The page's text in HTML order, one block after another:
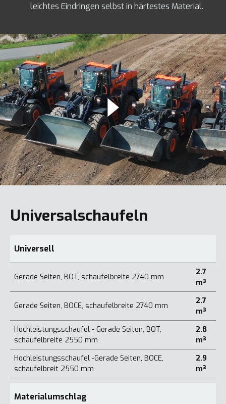
leichtes Eindringen selbst in härtestes Material.
Universalschaufeln
Universell
Gerade Seiten, BOT, schaufelbreite 2740 mm
2.7
m³
Gerade Seiten, BOCE, schaufelbreite 2740 mm
2.7
m³
Hochleistungsschaufel - Gerade Seiten, BOT,
schaufelbreite 2550 mm
2.8
m³
Hochleistungsschaufel -Gerade Seiten, BOCE,
schaufelbreit 2550 mm
2.9
m³
Materialumschlag